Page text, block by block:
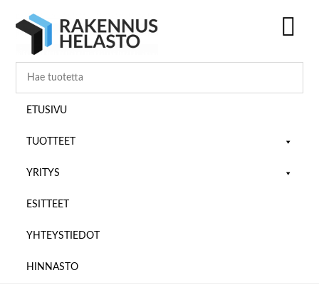
pääsisältöön
ensisijaiseen
alatunnisteeseen
ETUSIVU
TUOTTEET
YRITYS
ESITTEET
YHTEYSTIEDOT
HINNASTO